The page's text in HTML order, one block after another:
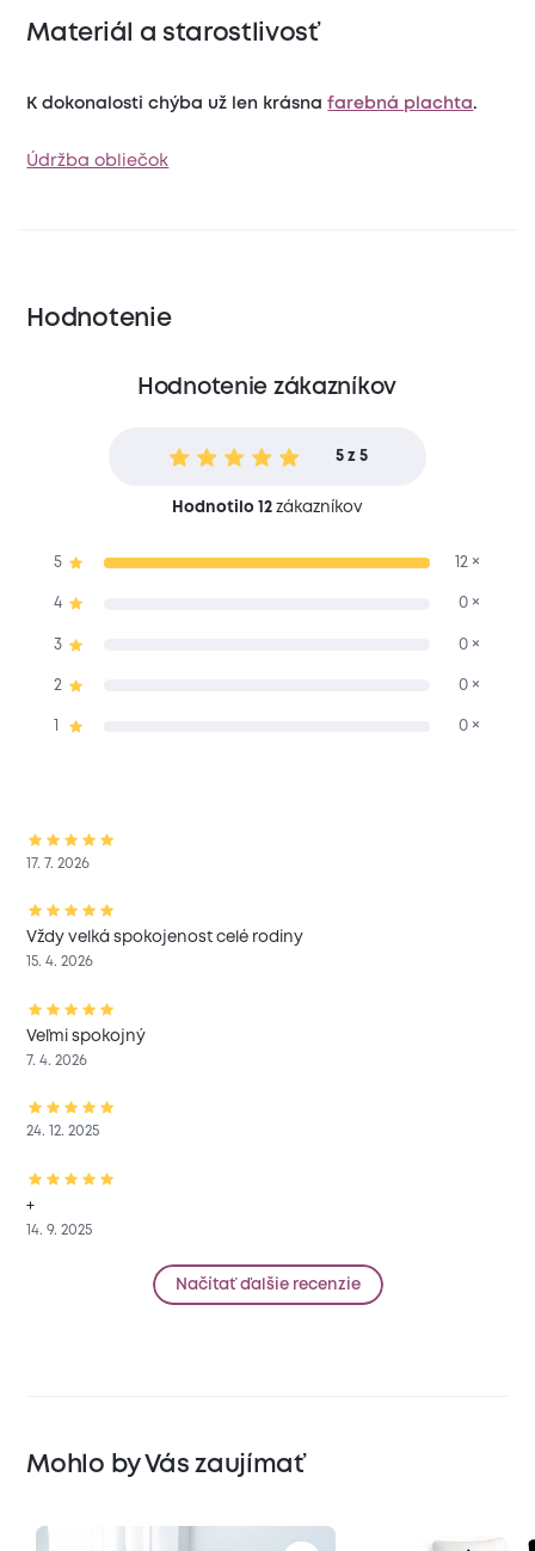
Materiál a starostlivosť
K dokonalosti chýba už len krásnafarebná plachta.
Údržba obliečok
Hodnotenie
Hodnotenie zákazníkov
5 z 5
Hodnotilo 12zákazníkov
5 12 ×
4 0 ×
3 0 ×
2 0 ×
0 ×
17. 7. 2026
Vždy velká spokojenost celé rodiny
15. 4. 2026
Veľmi spokojný
7. 4. 2026
24. 12. 2025
+
14. 9. 2025
Načítať ďalšie recenzie
Mohlo by Vás zaujímať